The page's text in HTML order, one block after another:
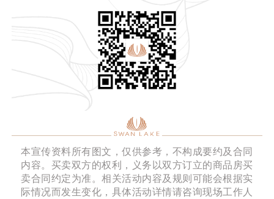
本宣传资料所有图文，仅供参考，不构成要约及合同
内容。买卖双方的权利，义务以双方订立的商品房买
卖合同约定为准。相关活动内容及规则可能会根据实
际情况而发生变化，具体活动详情请咨询现场工作人